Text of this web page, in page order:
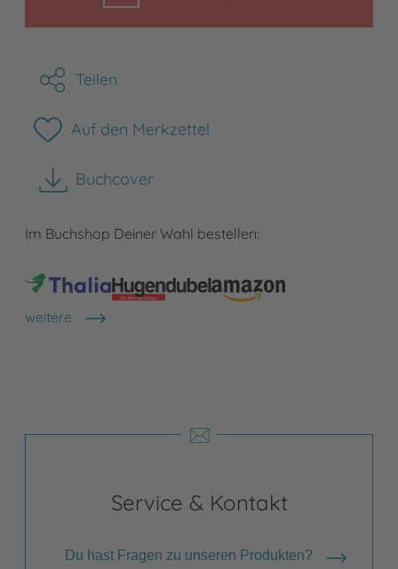
Teilen
Auf den Merkzettel
Buchcover
herunterladen
Im Buchshop Deiner Wahl bestellen:
weitere
Shops anzeigen
Service & Kontakt
Du hast Fragen zu unseren Produkten?